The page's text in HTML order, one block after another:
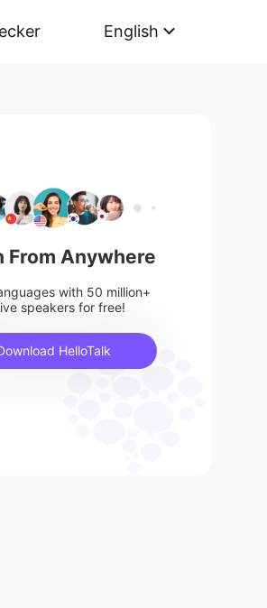
English
From Anywhere
with 50 million+
speakers for free!
HelloTalk